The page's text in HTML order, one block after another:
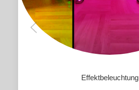
Effektbeleuchtung